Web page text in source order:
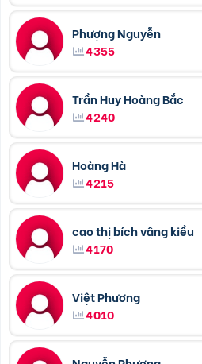
Phượng Nguyễn
4355
Trần Huy Hoàng Bắc
4240
Hoàng Hà
4215
cao thị bích vâng kiều
4170
Việt Phương
4010